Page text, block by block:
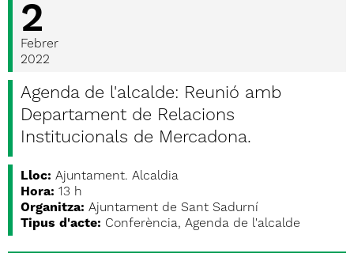
2
Febrer
2022
Agenda de l'alcalde: Reunió amb
Departament de Relacions
Institucionals de Mercadona.
Lloc: Ajuntament. Alcaldia
Hora: 13 h
Organitza: Ajuntament de Sant Sadurní
Tipus d'acte: Conferència, Agenda de l'alcalde